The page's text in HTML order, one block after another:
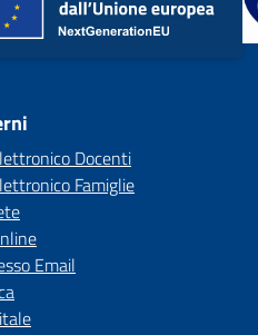
Docenti
Famiglie
Email